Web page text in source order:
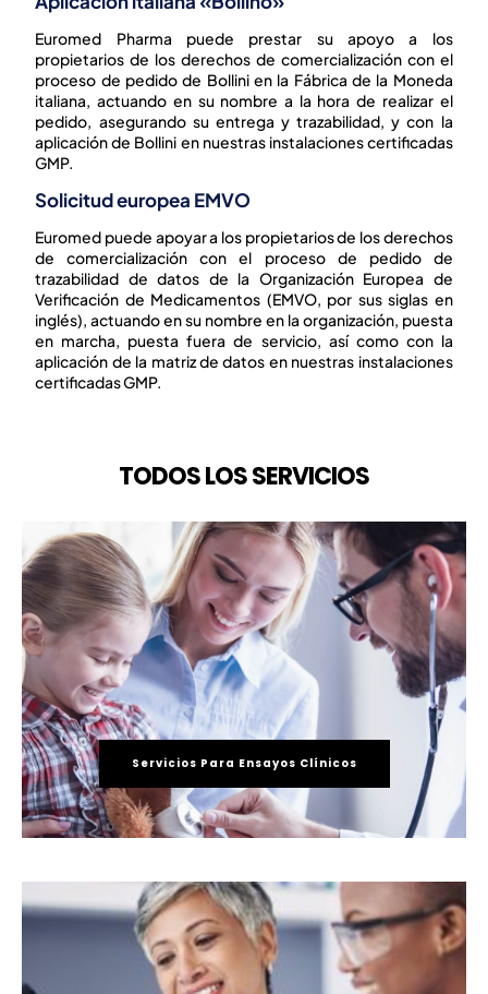
Euromed Pharma puede prestar su apoyo a los
propietarios de los derechos de comercialización con el
proceso de pedido de Bollinien la Fábrica de la Moneda
italiana, actuando en su nombre a la hora de realizar el
pedido, asegurando su entrega y trazabilidad, y con la
aplicación de Bollini en nuestras instalaciones certificadas
GMP.
Solicitud europea EMVO
Euromed puede apoyar a los propietarios de los derechos
de comercialización con el proceso de pedido de
trazabilidad de datos de la Organización Europea de
Verificación de Medicamentos (EMVO, por sus siglas en
inglés), actuando en su nombre en la organización, puesta
en marcha, puesta fuera de servicio, así como con la
aplicación de la matriz de datos en nuestras instalaciones
certificadas GMP.
TODOS LOS SERVICIOS
Servicios Para Ensayos Clínicos